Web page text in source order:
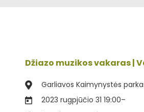
Džiazo muzikos vakaras |
Garliavos Kaimynystės
2023 rugpjūčio 31 19:00–